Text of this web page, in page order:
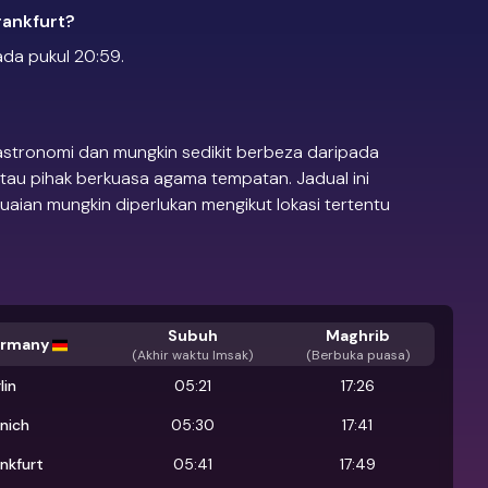
pukul 20:59.
dan mungkin sedikit berbeza daripada
pihak berkuasa agama tempatan. Jadual ini
mungkin diperlukan mengikut lokasi tertentu
Subuh
(Akhir waktu Imsak)
Maghrib
(Berbuka puasa)
05:21
17:26
05:30
17:41
05:41 17:49